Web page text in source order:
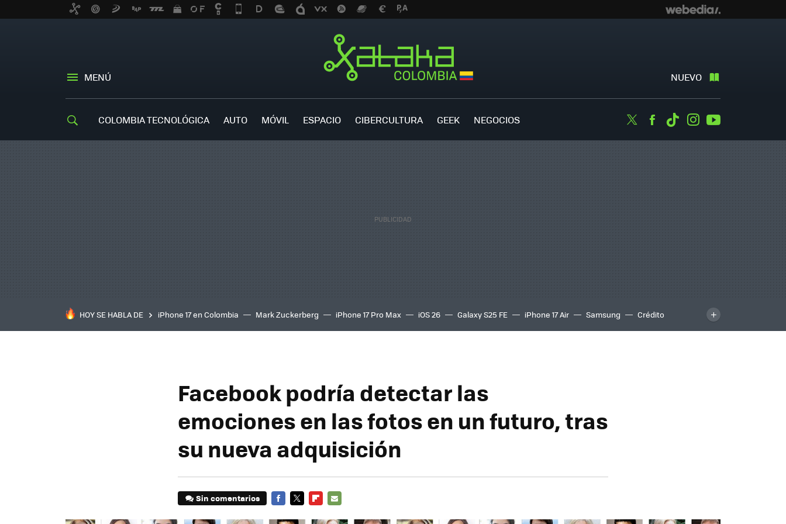
MENÚ NUEVO
COLOMBIA TECNOLÓGICA AUTO MÓVIL ESPACIO CIBERCULTURA GEEK NEGOCIOS TwitterFacebook
TiktokInstagram
HOY SE HABLA DE iPhone 17 en Colombia Mark Zuckerberg iPhone 17 Pro Max iOS 26 Galaxy S25 FE iPhone 17 Air Samsung
Crédito
inteligente
IA TCL C8K
Facebook podría detectar las
emociones en las fotos en un futuro, tras
su nueva adquisición
Sin comentarios